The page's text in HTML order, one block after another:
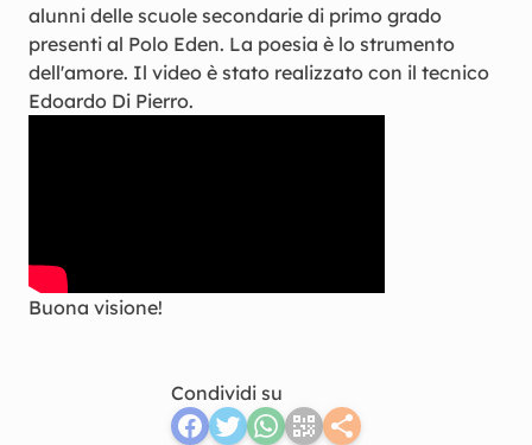
alunni delle scuole secondarie di primo grado
presenti al Polo Eden. La poesia è lo strumento
dell'amore. Il video è stato realizzato con il tecnico
Edoardo Di Pierro.
Buona visione!
Condividi su